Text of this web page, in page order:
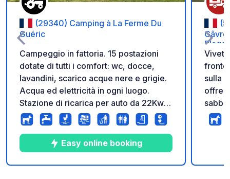
(29340) Camping à La Ferme Du
Guéric
Campeggio in fattoria. 15 postazioni
dotate di tutti i comfort: wc, docce,
lavandini, scarico acque nere e grigie.
Acqua ed elettricità in ogni luogo.
Stazione di ricarica per auto da 22Kw
(0,35€/kwh). A 15 minuti a piedi dal
centro di Pont-Aven. Tavolo da picnic e
barbecue a disposizione. Arrivo dalle
14:00 e partenza entro le 13:30
Prodotti agricoli disponibili per la
Easy online booking
fronte
sulla
offre
l’aria